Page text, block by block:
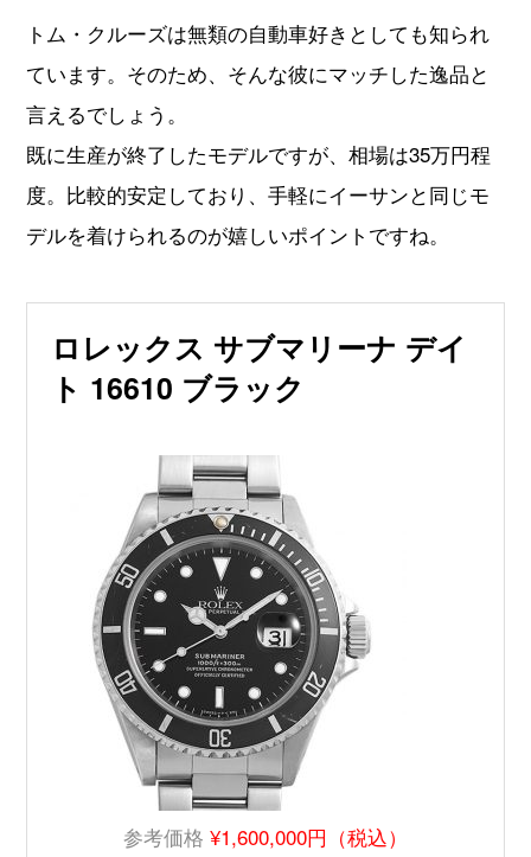
トム・クルーズは無類の自動車好きとしても知られ
ています。そのため、そんな彼にマッチした逸品と
言えるでしょう。
既に生産が終了したモデルですが、相場は35万円程
度。比較的安定しており、手軽にイーサンと同じモ
デルを着けられるのが嬉しいポイントですね。
ロレックス サブマリーナ デイ
ト 16610 ブラック
参考価格 ¥1,600,000円（税込）